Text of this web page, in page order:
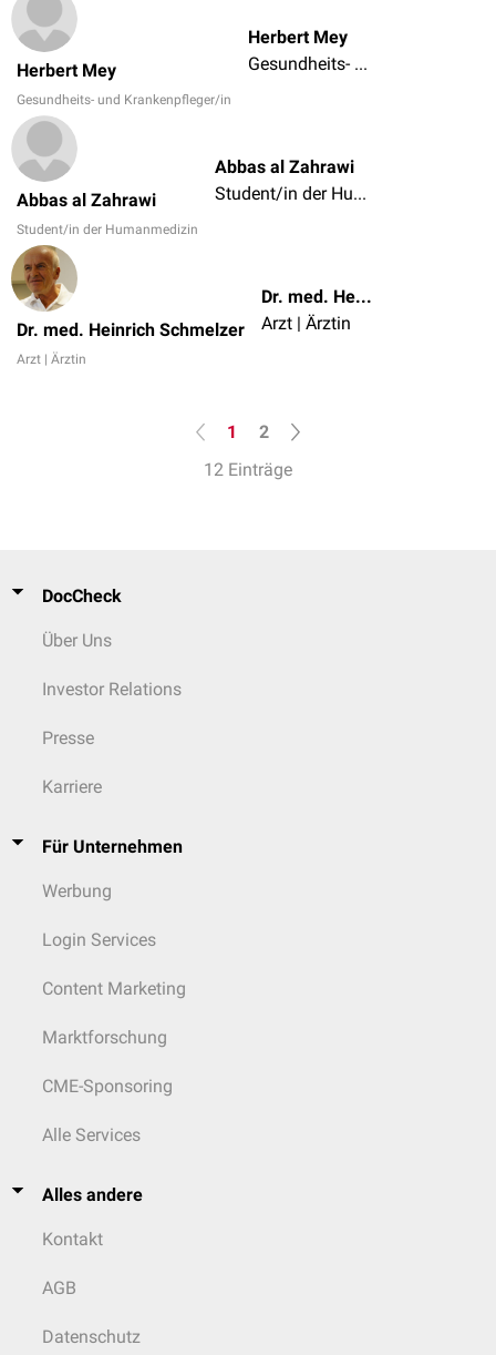
Herbert Mey
Gesundheits- und Krankenpfleger/in
Herbert Mey
Gesundheits- und Krankenpfleger/in
Abbas al Zahrawi
Student/in der Humanmedizin
Abbas al Zahrawi
Student/in der Humanmedizin
Dr. med. Heinrich Schmelzer
Arzt | Ärztin
Dr. med. Heinrich Schmelzer
Arzt | Ärztin
1
2
12 Einträge
DocCheck
Über Uns
Investor Relations
Presse
Karriere
Für Unternehmen
Werbung
Login Services
Content Marketing
Marktforschung
CME-Sponsoring
Alle Services
Alles andere
Kontakt
AGB
Datenschutz